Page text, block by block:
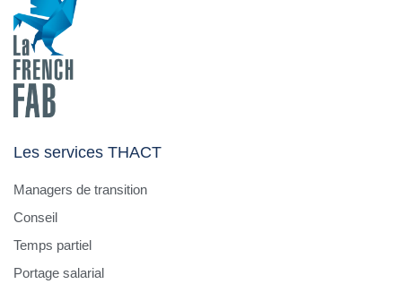
Les services THACT
Managers de transition
Conseil
Temps partiel
Portage salarial